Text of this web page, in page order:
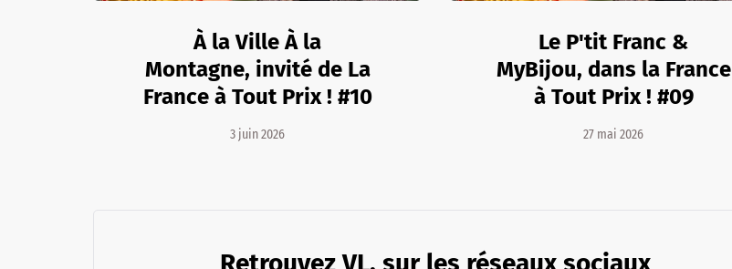
À la Ville À la
Montagne, invité de La
France à Tout Prix ! #10
3 juin 2026
Le P'tit Franc &
MyBijou, dans la France
à Tout Prix ! #09
27 mai 2026
Retrouvez VL. sur les réseaux sociaux